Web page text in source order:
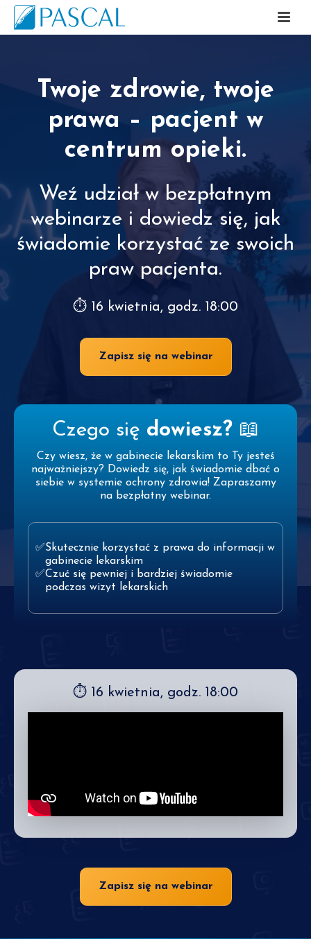
Twoje zdrowie, twoje
prawa – pacjent w
centrum opieki.
Weź udział w bezpłatnym
webinarze i dowiedz się, jak
świadomie korzystać ze swoich
praw pacjenta.
⏱ 16 kwietnia, godz. 18:00
Zapisz się na webinar
Czego się dowiesz?📖
Czy wiesz, że w gabinecie lekarskim to Ty jesteś
najważniejszy? Dowiedz się, jak świadomie dbać o
siebie w systemie ochrony zdrowia! Zapraszamy
na bezpłatny webinar.
Skutecznie korzystać z prawa do informacji w
gabinecie lekarskim
Czuć się pewniej i bardziej świadomie
podczas wizyt lekarskich
⏱ 16 kwietnia, godz. 18:00
Zapisz się na webinar